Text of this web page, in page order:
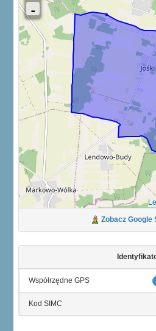
Zobacz Google
Współrzędne GPS
Kod SIMC